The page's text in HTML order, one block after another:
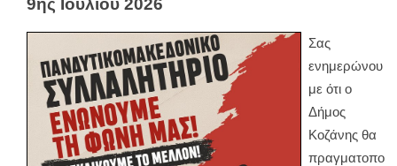
9ης Ιουλίου 2026
Σας
ενημερώνου
με ότι ο
Δήμος
Κοζάνης θα
πραγματοπο